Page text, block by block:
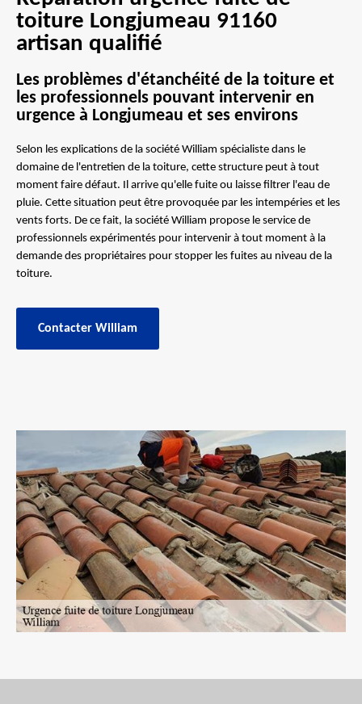
toiture Longjumeau 91160
artisan qualifié
Les problèmes d'étanchéité de la toiture et
les professionnels pouvant intervenir en
urgence à Longjumeau et ses environs
Selon les explications de la société William spécialiste dans le
domaine de l'entretien de la toiture, cette structure peut à tout
moment faire défaut. Il arrive qu'elle fuite ou laisse filtrer l'eau de
pluie. Cette situation peut être provoquée par les intempéries et les
vents forts. De ce fait, la société William propose le service de
professionnels expérimentés pour intervenir à tout moment à la
demande des propriétaires pour stopper les fuites au niveau de la
toiture.
Contacter William